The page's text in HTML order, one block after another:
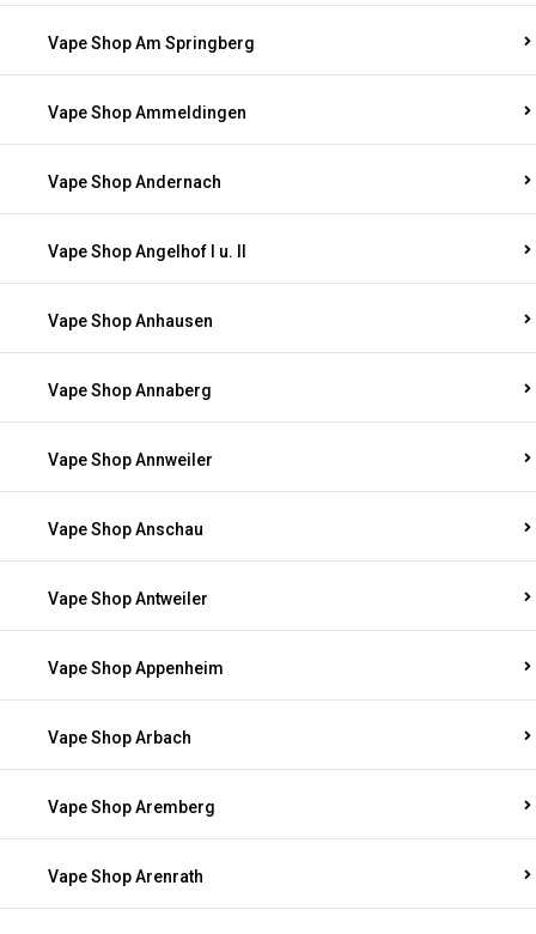
Vape Shop Am Springberg
Vape Shop Ammeldingen
Vape Shop Andernach
Vape Shop Angelhof I u. II
Vape Shop Anhausen
Vape Shop Annaberg
Vape Shop Annweiler
Vape Shop Anschau
Vape Shop Antweiler
Vape Shop Appenheim
Vape Shop Arbach
Vape Shop Aremberg
Vape Shop Arenrath